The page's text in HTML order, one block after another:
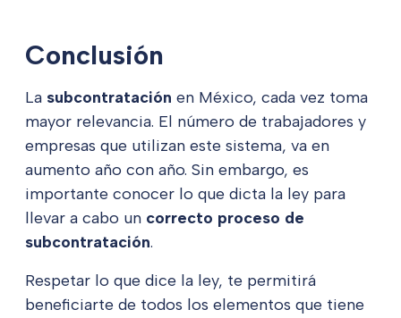
Conclusión
La subcontratación en México, cada vez toma
mayor relevancia. El número de trabajadores y
empresas que utilizan este sistema, va en
aumento año con año. Sin embargo, es
importante conocer lo que dicta la ley para
llevar a cabo un correcto proceso de
subcontratación.
Respetar lo que dice la ley, te permitirá
beneficiarte de todos los elementos que tiene